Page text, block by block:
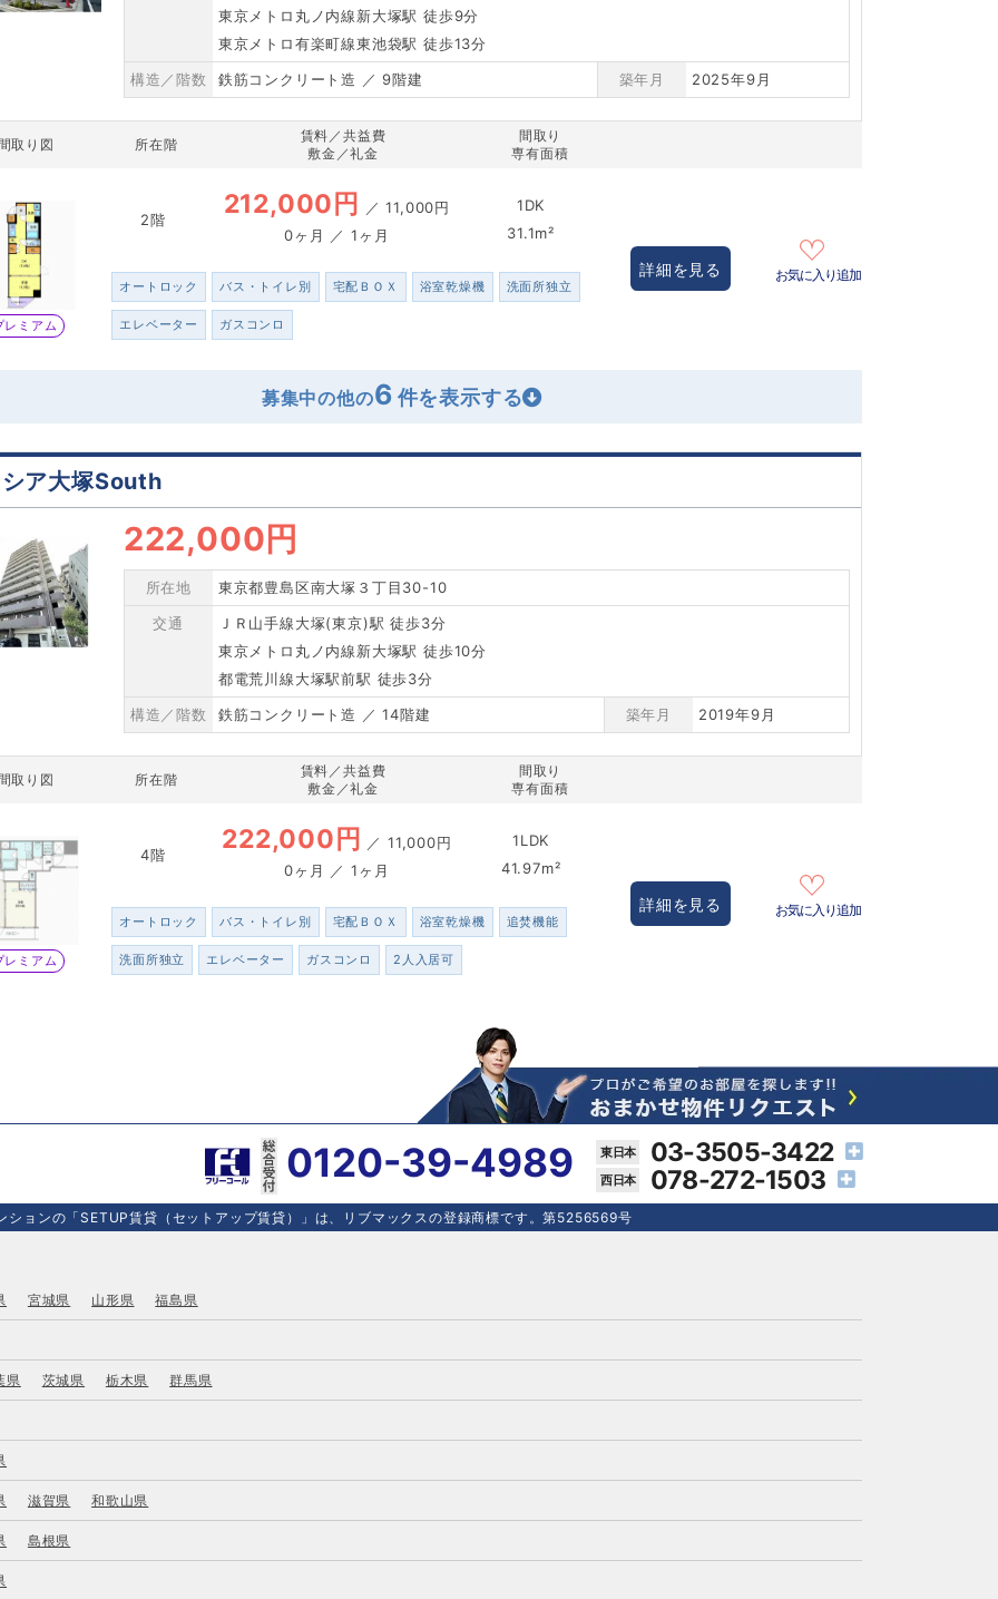
東京メトロ丸ノ内線新大塚駅 徒歩9分
東京メトロ有楽町線東池袋駅 徒歩13分
構造／階数
鉄筋コンクリート造 ／ 9階建 築年月 2025年9月
取り図 所在階
賃料／共益費
敷金／礼金
間取り
専有面積
レミアム
2階 212,000円 ／11,000円
0ヶ月 ／ 1ヶ月
1DK
31.1m²
オートロック バス・トイレ別 宅配ＢＯＸ 浴室乾燥機 洗面所独立
エレベーター ガスコンロ
詳細を見る お気に入り追加
募集中の他の6
ア大塚South
222,000円
所在地
東京都豊島区南大塚３丁目30-10
交通
ＪＲ山手線大塚(東京)駅 徒歩3分
東京メトロ丸ノ内線新大塚駅 徒歩10分
都電荒川線大塚駅前駅 徒歩3分
構造／階数
鉄筋コンクリート造 ／ 14階建 築年月 2019年9月
取り図 所在階
賃料／共益費
敷金／礼金
間取り
専有面積
レミアム
4階 222,000円 ／ 11,000円
0ヶ月 ／ 1ヶ月
1LDK
41.97m²
オートロック バス・トイレ別 宅配ＢＯＸ 浴室乾燥機 追焚機能
洗面所独立 エレベーター ガスコンロ 2人入居可
詳細を見る お気に入り追加
0120-39-4989
03-3505-3422
078-272-1503
ションの「SETUP賃貸（セットアップ賃貸）」は、リブマックスの登録商標です。第5256569号
宮城県 山形県 福島県
県 茨城県 栃木県 群馬県
滋賀県 和歌山県
島根県